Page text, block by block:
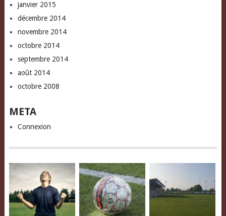
janvier 2015
décembre 2014
novembre 2014
octobre 2014
septembre 2014
août 2014
octobre 2008
META
Connexion